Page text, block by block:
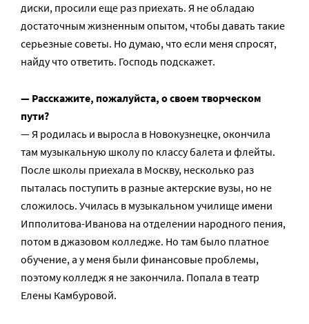
диски, просили еще раз приехать. Я не обладаю
достаточным жизненным опытом, чтобы давать такие
серьезные советы. Но думаю, что если меня спросят,
найду что ответить. Господь подскажет.
— Расскажите, пожалуйста, о своем творческом
пути?
— Я родилась и выросла в Новокузнецке, окончила
там музыкальную школу по классу балета и флейты.
После школы приехала в Москву, несколько раз
пыталась поступить в разные актерские вузы, но не
сложилось. Училась в музыкальном училище имени
Ипполитова-Иванова на отделении народного пения,
потом в джазовом колледже. Но там было платное
обучение, а у меня были финансовые проблемы,
поэтому колледж я не закончила. Попала в театр
Елены Камбуровой.